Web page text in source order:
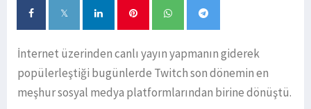
İnternet üzerinden canlı yayın yapmanın giderek
popülerleştiği bugünlerde Twitch son dönemin en
meşhur sosyal medya platformlarından birine dönüştü.